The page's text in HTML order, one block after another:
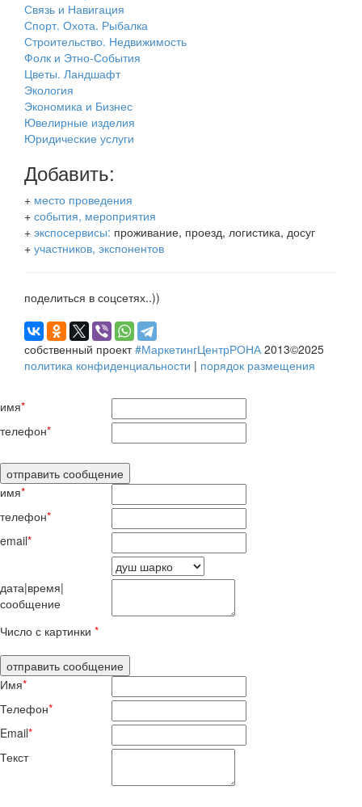
Связь и Навигация
Спорт. Охота. Рыбалка
Строительство. Недвижимость
Фолк и Этно-События
Цветы. Ландшафт
Экология
Экономика и Бизнес
Ювелирные изделия
Юридические услуги
Добавить:
+ место проведения
+ события, мероприятия
+ экспосервисы: проживание, проезд, логистика, досуг
+ участников, экспонентов
поделиться в соцсетях..))
собственный проект#МаркетингЦентрРОНА 2013©2025
политика конфиденциальности | порядок размещения
имя*
телефон*
имя*
телефон*
email*
дата|время|
сообщение
Число с картинки *
Имя*
Телефон*
Email*
Текст